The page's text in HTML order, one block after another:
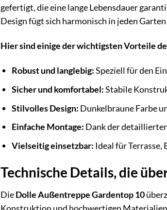
gefertigt, die eine lange Lebensdauer
Design fügt sich harmonisch in jeden Garten
Hier sind einige der wichtigsten Vorteile
Robust und langlebig:Speziell für den
Sicher und komfortabel:Stabile
Stilvolles Design: Dunkelbraune Farbe
Einfache Montage: Dank der
Vielseitig einsetzbar: Ideal für Terrasse,
Technische Details, die
DieDolle Außentreppe Gardentop 10